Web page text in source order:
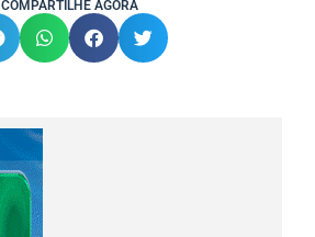
COMPARTILHE AGORA